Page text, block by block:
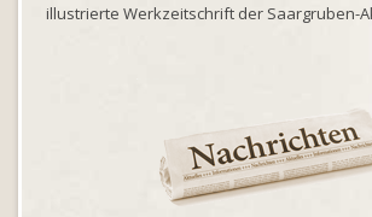
illustrierte Werkzeitschrift der Saargruben-